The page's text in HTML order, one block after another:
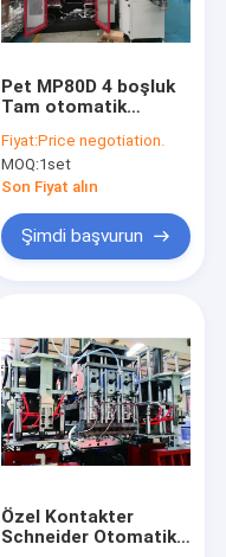
Pet MP80D 4 boşluk
Tam otomatik
makinesi fiyatı
Fiyat:Price negotiation.
MOQ:1set
Son Fiyat alın
Şimdi başvurun
Özel Kontakter
Schneider Otomatik